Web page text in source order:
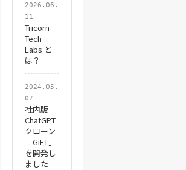
2026.06.
11
Tricorn
Tech
Labs と
は？
2024.05.
07
社内版
ChatGPT
クローン
「GiFT」
を開発し
ました